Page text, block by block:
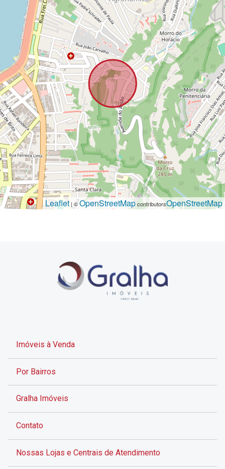
Leaflet | ©OpenStreetMapcontributorsOpenStreetMap
Imóveis à Venda
Por Bairros
Gralha Imóveis
Contato
Nossas Lojas e Centrais de Atendimento